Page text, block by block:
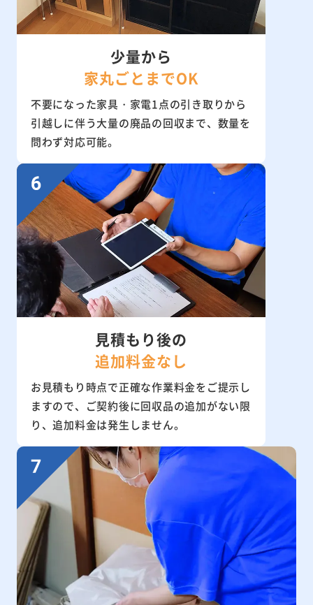
少量から
家丸ごとまでOK
不要になった家具・家電1点の引き取りから
引越しに伴う大量の廃品の回収まで、数量を
問わず対応可能。
見積もり後の
追加料金なし
お見積もり時点で正確な作業料金をご提示し
ますので、ご契約後に回収品の追加がない限
り、追加料金は発生しません。